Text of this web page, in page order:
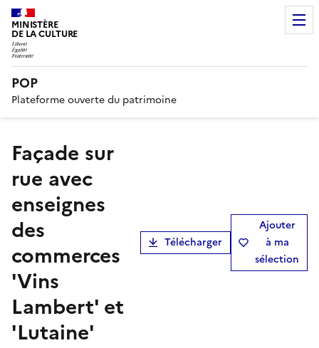
MINISTÈRE
DE LA CULTURE
POP
Plateforme ouverte du patrimoine
Façade sur
rue avec
enseignes
des
commerces
'Vins
Lambert' et
'Lutaine'
Télécharger
Ajouter
à ma
sélection